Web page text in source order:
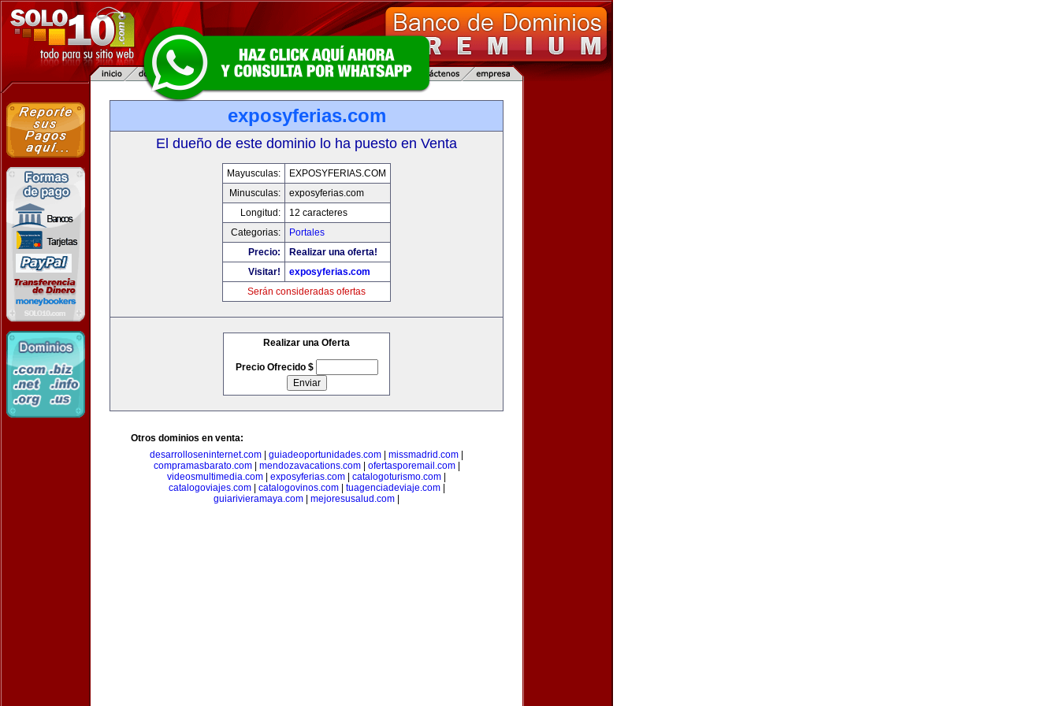
exposyferias.com
El dueño de este dominio lo ha puesto en Venta
Mayusculas:
EXPOSYFERIAS.COM
Minusculas:
exposyferias.com
Longitud:
12 caracteres
Categorias:
Portales
Precio:
Realizar una oferta!
Visitar!
exposyferias.com
Serán consideradas ofertas
Realizar una Oferta
Precio Ofrecido $
Otros dominios en venta:
desarrolloseninternet.com
guiadeoportunidades.com missmadrid.com
compramasbarato.com| mendozavacations.com| ofertasporemail.com|
videosmultimedia.com
exposyferias.com catalogoturismo.com
catalogoviajes.com| catalogovinos.com| tuagenciadeviaje.com|
guiarivieramaya.com
mejoresusalud.com